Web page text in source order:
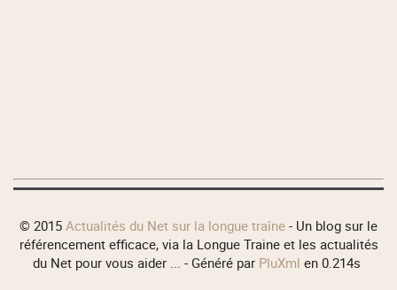
© 2015 Actualités du Net sur la longue traîne - Un blog sur le
référencement efficace, via la Longue Traine et les actualités
du Net pour vous aider ... - Généré par PluXml en 0.214s